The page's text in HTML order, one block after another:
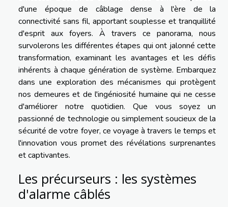
d'une époque de câblage dense à l'ère de la
connectivité sans fil, apportant souplesse et tranquillité
d'esprit aux foyers. À travers ce panorama, nous
survolerons les différentes étapes qui ont jalonné cette
transformation, examinant les avantages et les défis
inhérents à chaque génération de système. Embarquez
dans une exploration des mécanismes qui protègent
nos demeures et de l'ingéniosité humaine qui ne cesse
d'améliorer notre quotidien. Que vous soyez un
passionné de technologie ou simplement soucieux de la
sécurité de votre foyer, ce voyage à travers le temps et
l'innovation vous promet des révélations surprenantes
et captivantes.
Les précurseurs : les systèmes
d'alarme câblés